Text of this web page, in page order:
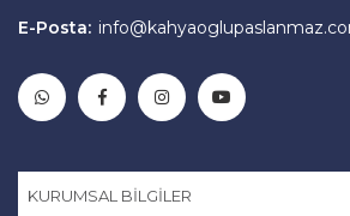
E-Posta:
KURUMSAL BİLGİLER